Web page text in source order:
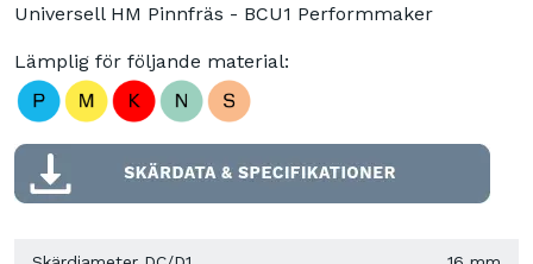
Universell HM Pinnfräs - BCU1 Performmaker
Lämplig för följande material: